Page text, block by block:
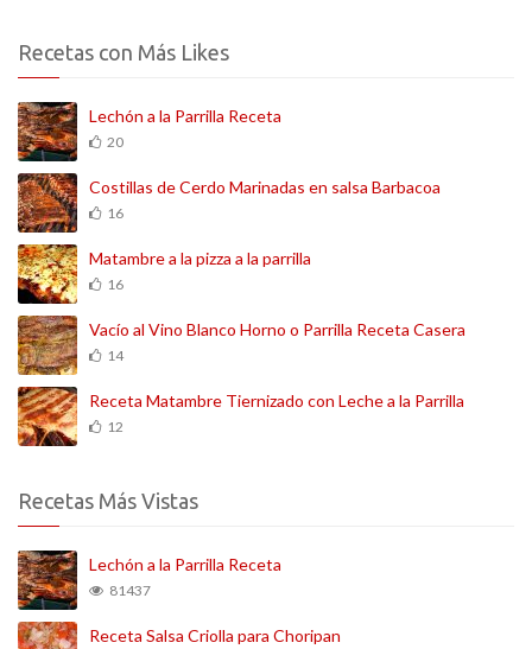
Recetas con Más Likes
Lechón a la Parrilla Receta
20
Costillas de Cerdo Marinadas en salsa Barbacoa
16
Matambre a la pizza a la parrilla
16
Vacío al Vino Blanco Horno o Parrilla Receta Casera
14
Receta Matambre Tiernizado con Leche a la Parrilla
12
Recetas Más Vistas
Lechón a la Parrilla Receta
81437
Receta Salsa Criolla para Choripan